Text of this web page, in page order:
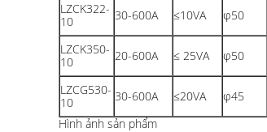
LZCK322-
10
30-600A ≤10VA φ50
LZCK350-
10
20-600A ≤ 25VA φ50
LZCG530-
10
30-600A ≤20VA φ45
Hình ảnh sản phẩm